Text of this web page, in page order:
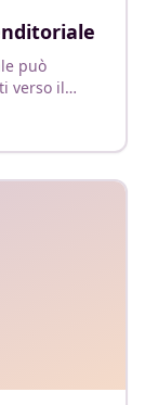
può
verso il